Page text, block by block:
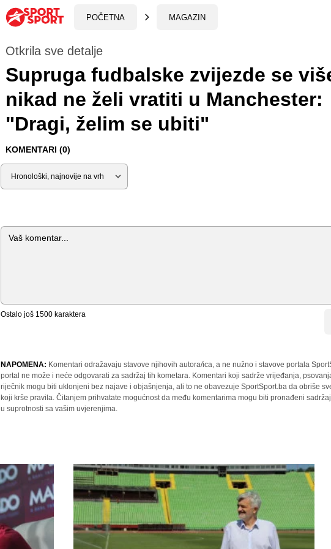
POČETNA MAGAZIN
Otkrila sve detalje
Supruga fudbalske zvijezde se
nikad ne želi vratiti u Manchester:
"Dragi, želim se ubiti"
KOMENTARI (0)
Sortiraj
Komentar
Ostalo još 1500 karaktera
NAPOMENA: Komentari odražavaju stavove njihovih autora/ica, a ne nužno i stavove portala
portal ne može i neće odgovarati za sadržaj tih kometara. Komentari koji sadrže vrijeđanja,
riječnik mogu biti uklonjeni bez najave i objašnjenja, ali to ne obavezuje SportSport.ba da obriše
koji krše pravila. Čitanjem prihvatate mogućnost da među komentarima mogu biti pronađeni
u suprotnosti sa vašim uvjerenjima.